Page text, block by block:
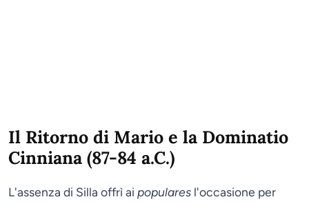
Il Ritorno di Mario e la Dominatio
Cinniana (87-84 a.C.)
L'assenza di Silla offrì ai populares l'occasione per